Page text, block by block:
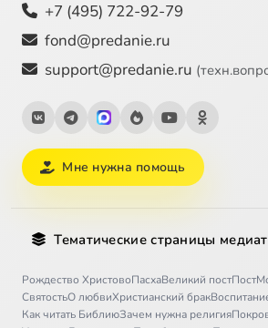
+7 (495) 722-92-79
fond@predanie.ru
support@predanie.ru
Мне нужна помощь
Тематические страницы
Рождество ХристовоПасхаВеликий постПост
СвятостьО любвиХристианский брак
Как читать БиблиюЗачем нужна религия